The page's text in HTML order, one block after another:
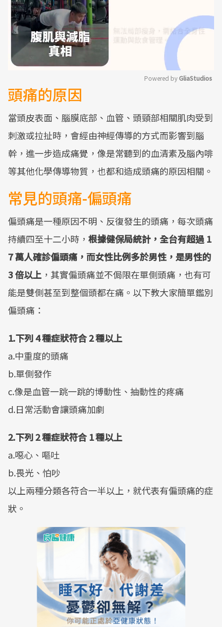
Powered by GliaStudios
頭痛的原因
當頭皮表面、腦膜底部、血管、頭頸部相關肌肉受到
刺激或拉扯時，會經由神經傳導的方式而影響到腦
幹，進一步造成痛覺，像是常聽到的血清素及腦內啡
等其他化學傳導物質，也都和造成頭痛的原因相關。
常見的頭痛-偏頭痛
偏頭痛是一種原因不明、反復發生的頭痛，每次頭痛
持續四至十二小時， 根據健保局統計，全台有超過 1
7 萬人確診偏頭痛，而女性比例多於男性，是男性的
3 倍以上 ，其實偏頭痛並不侷限在單側頭痛，也有可
能是雙側甚至到整個頭都在痛。以下教大家簡單鑑別
偏頭痛：
1.下列 4 種症狀符合 2 種以上
a.中重度的頭痛
b.單側發作
c.像是血管一跳一跳的博動性、抽動性的疼痛
d.日常活動會讓頭痛加劇
2.下列 2 種症狀符合 1 種以上
a.噁心、嘔吐
b.畏光、怕吵
以上兩種分類各符合一半以上，就代表有偏頭痛的症
狀。